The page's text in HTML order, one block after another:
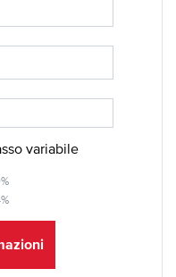
variabile